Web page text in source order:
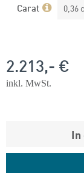
Carat 0,36
2.213,- €
inkl. MwSt.
In